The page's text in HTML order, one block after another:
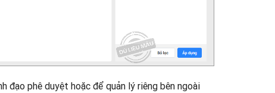
đạo phê duyệt hoặc để quản lý riêng bên ngoài